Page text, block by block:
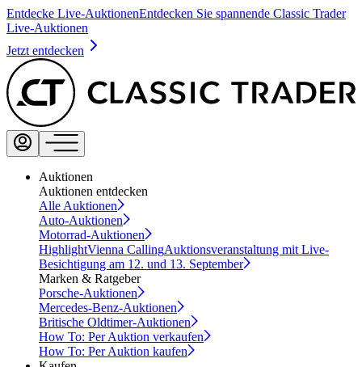
Entdecke Live-AuktionenEntdecken Sie spannende Classic Trader
Live-Auktionen
Jetzt entdecken
Auktionen
Auktionen entdecken
Alle Auktionen
Auto-Auktionen
Motorrad-Auktionen
HighlightVienna CallingAuktionsveranstaltung mit Live-
Besichtigung am 12. und 13. September
Marken & Ratgeber
Porsche-Auktionen
Mercedes-Benz-Auktionen
Britische Oldtimer-Auktionen
How To: Per Auktion verkaufen
How To: Per Auktion kaufen